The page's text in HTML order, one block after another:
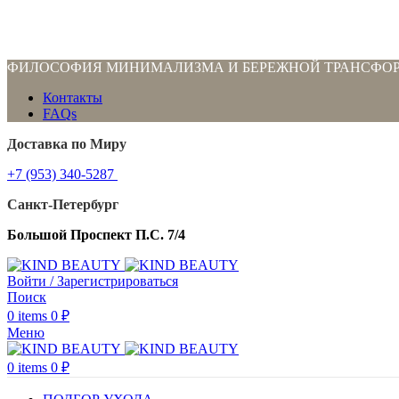
ФИЛОСОФИЯ МИНИМАЛИЗМА И БЕРЕЖНОЙ
Контакты
FAQs
Доставка по Миру
+7 (953) 340-5287
Санкт-Петербург
Большой Проспект П.С. 7/4
Войти / Зарегистрироваться
Поиск
0 items 0 ₽
Меню
0 items 0 ₽